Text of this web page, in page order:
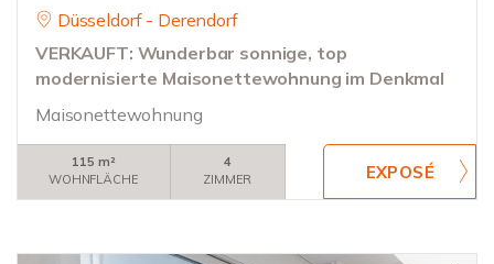
Düsseldorf - Derendorf
VERKAUFT: Wunderbar sonnige, top
modernisierte Maisonettewohnung im Denkmal
Maisonettewohnung
115 m²
WOHNFLÄCHE
4
ZIMMER